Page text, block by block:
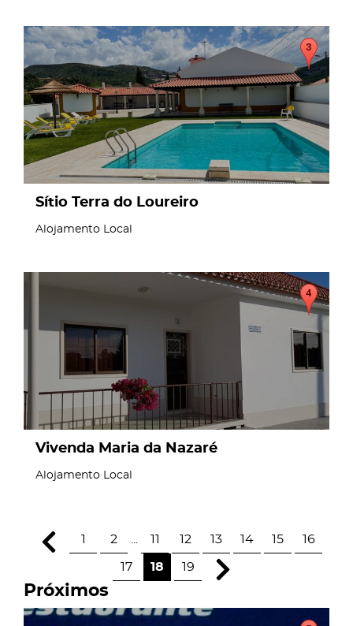
page
Sítio Terra do Loureiro
Alojamento Local
Vivenda Maria da Nazaré
Alojamento Local
1 2 11 12 13 14 15 16
17 18 19
Próximos
page